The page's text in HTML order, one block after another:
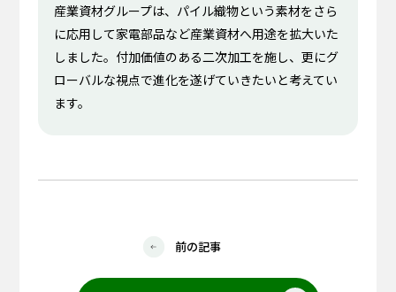
産業資材グループは、パイル織物という素材をさら
に応用して家電部品など産業資材へ用途を拡大いた
しました。付加価値のある二次加工を施し、更にグ
ローバルな視点で進化を遂げていきたいと考えてい
ます。
前の記事